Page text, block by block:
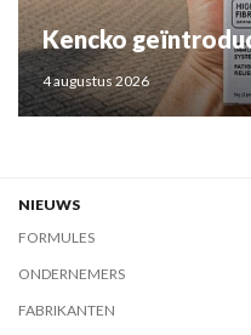
Kencko
4 augustus 2026
NIEUWS
FORMULES
ONDERNEMERS
FABRIKANTEN